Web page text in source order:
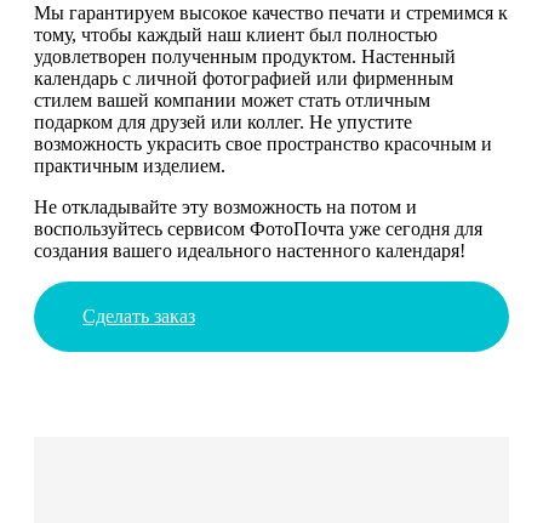
Мы гарантируем высокое качество печати и стремимся к
тому, чтобы каждый наш клиент был полностью
удовлетворен полученным продуктом. Настенный
календарь с личной фотографией или фирменным
стилем вашей компании может стать отличным
подарком для друзей или коллег. Не упустите
возможность украсить свое пространство красочным и
практичным изделием.
Не откладывайте эту возможность на потом и
воспользуйтесь сервисом ФотоПочта уже сегодня для
создания вашего идеального настенного календаря!
Сделать заказ